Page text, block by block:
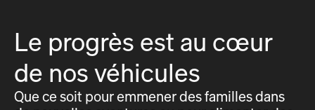
Le progrès est au cœur
de nos véhicules
Que ce soit pour emmener des familles dans